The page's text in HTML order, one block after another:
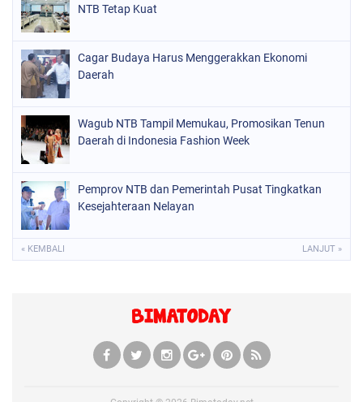
NTB Tetap Kuat
Cagar Budaya Harus Menggerakkan Ekonomi
Daerah
Wagub NTB Tampil Memukau, Promosikan Tenun
Daerah di Indonesia Fashion Week
Pemprov NTB dan Pemerintah Pusat Tingkatkan
Kesejahteraan Nelayan
« KEMBALI LANJUT »